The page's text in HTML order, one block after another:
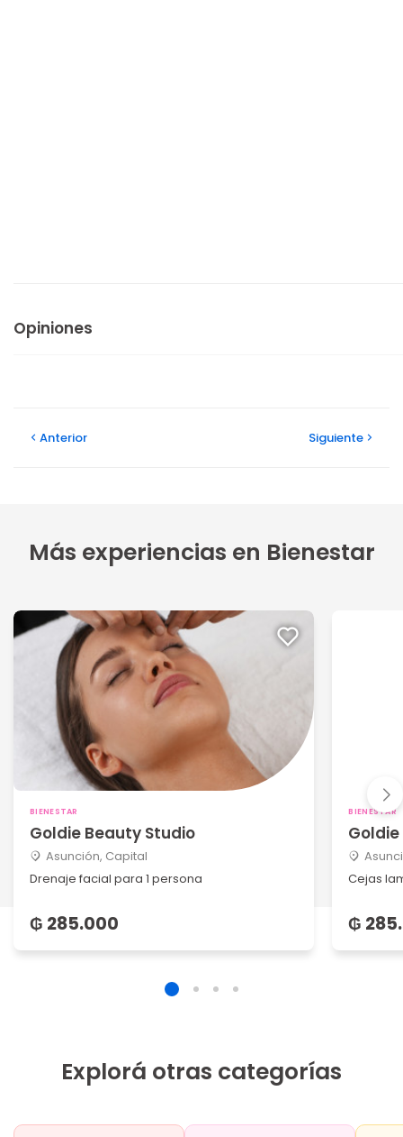
Opiniones
Anterior Siguiente
Más experiencias en Bienestar
BIENESTAR
Goldie Beauty Studio
Asunción, Capital
Drenaje facial para 1 persona
₲ 285.000
BIENESTAR
Cejas
₲
Explorá otras categorías